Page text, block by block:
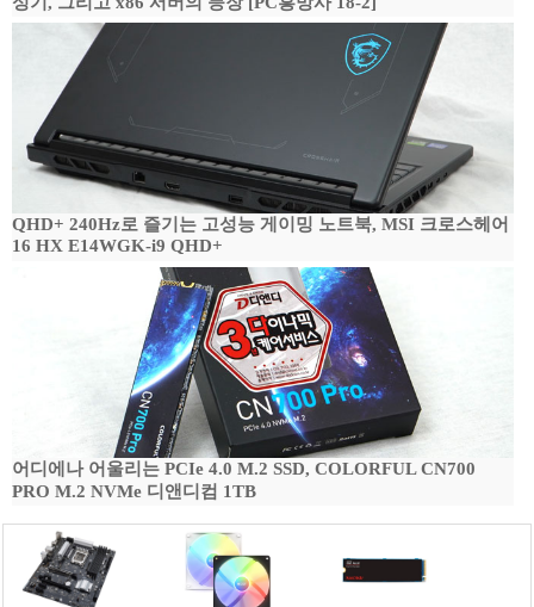
QHD+ 240Hz로 즐기는 고성능 게이밍 노트북, MSI 크로스헤어
16 HX E14WGK-i9 QHD+
어디에나 어울리는 PCIe 4.0 M.2 SSD, COLORFUL CN700
PRO M.2 NVMe 디앤디컴 1TB